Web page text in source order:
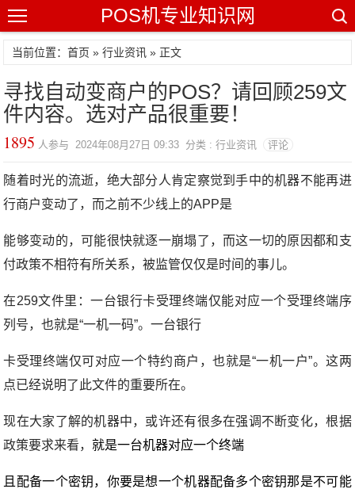
POS机专业知识网
当前位置：首页 »行业资讯 » 正文
寻找自动变商户的POS？请回顾259文
件内容。选对产品很重要！
1895 人参与 2024年08月27日 09:33 分类 : 行业资讯 评论
随着时光的流逝，绝大部分人肯定察觉到手中的机器不能再进
行商户变动了，而之前不少线上的APP是
能够变动的，可能很快就逐一崩塌了，而这一切的原因都和支
付政策不相符有所关系，被监管仅仅是时间的事儿。
在259文件里：一台银行卡受理终端仅能对应一个受理终端序
列号，也就是“一机一码”。一台银行
卡受理终端仅可对应一个特约商户，也就是“一机一户”。这两
点已经说明了此文件的重要所在。
现在大家了解的机器中，或许还有很多在强调不断变化，根据
政策要求来看，就是一台机器对应一个终端
且配备一个密钥，你要是想一个机器配备多个密钥那是不可能